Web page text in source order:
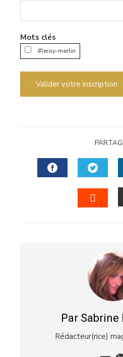
Mots clés
#leroy-merlin
Valider votre inscription
FACEBOOK
Par Sabrine
Rédacteur(rice)